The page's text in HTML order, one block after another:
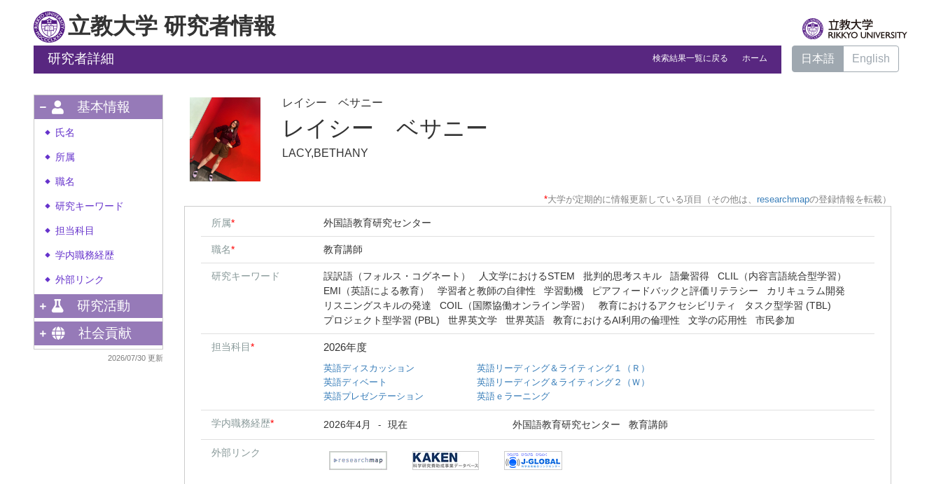
立教大学 研究者情報
研究者詳細 検索結果一覧に戻る ホーム 日本語 English
基本情報
◆ 氏名
◆ 所属
◆ 職名
◆ 研究キーワード
◆ 担当科目
◆ 学内職務経歴
◆ 外部リンク
研究活動
社会貢献
2026/07/30 更新
レイシー ベサニー
レイシー ベサニー
LACY,BETHANY
*大学が定期的に情報更新している項目（その他は、 researchmapの登録情報を転載）
所属* 外国語教育研究センター
職名* 教育講師
研究キーワード 誤訳語（フォルス・コグネート） 人文学におけるSTEM 批判的思考スキル 語彙習得
CLIL（内容言語統合型学習）
EMI（英語による教育）
学習者と教師の自律性 学習動機 ピアフィードバックと評価リテラシー
カリキュラム開発
リスニングスキルの発達
COIL（国際協働オンライン学習） 教育におけるアクセシビリティ
タスク型学習 (TBL)
プロジェクト型学習 (PBL)
世界英文学 世界英語 教育におけるAI利用の倫理性 文学の応用性 市民参加
担当科目* 2026年度
英語ディスカッション
英語ディベート
英語プレゼンテーション
英語リーディング＆ライティング１（Ｒ）
英語リーディング＆ライティング２（Ｗ）
英語ｅラーニング
学内職務経歴* 2026年4月 - 現在 外国語教育研究センター 教育講師
外部リンク